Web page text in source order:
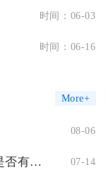
时间：06-03
时间：06-16
More+
08-06
云顶之弈当前版本最强阵容是否有变化 07-14